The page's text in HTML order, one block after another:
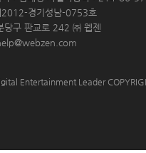
2012-경기성남-0753호
당구 판교로 242 ㈜ 웹젠
Entertainment Leader